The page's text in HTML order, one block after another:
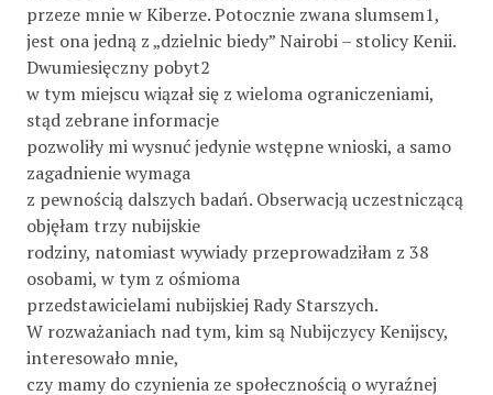
przeze mnie w Kiberze. Potocznie zwana slumsem1,
jest ona jedną z „dzielnic biedy” Nairobi – stolicy Kenii.
Dwumiesięczny pobyt2
w tym miejscu wiązał się z wieloma ograniczeniami,
stąd zebrane informacje
pozwoliły mi wysnuć jedynie wstępne wnioski, a samo
zagadnienie wymaga
z pewnością dalszych badań. Obserwacją uczestniczącą
objęłam trzy nubijskie
rodziny, natomiast wywiady przeprowadziłam z 38
osobami, w tym z ośmioma
przedstawicielami nubijskiej Rady Starszych.
W rozważaniach nad tym, kim są Nubijczycy Kenijscy,
interesowało mnie,
czy mamy do czynienia ze społecznością o wyraźnej